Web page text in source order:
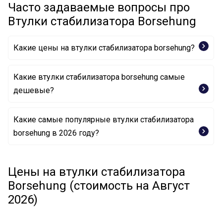
Часто задаваемые вопросы про
Втулки стабилизатора Borsehung
Какие цены на втулки стабилизатора borsehung?
Какие втулки стабилизатора borsehung самые
дешевые?
Втулка, стабилизатор B19072 Borsehung
Опора, стабилизатор B10002 Borsehung
Какие самые популярные втулки стабилизатора
borsehung в 2026 году?
Цены на втулки стабилизатора
Borsehung (стоимость на Август
2026)